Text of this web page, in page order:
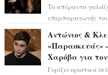
Το απέραντο
υπερπαραγωγής
Αντώνιος &
«Παρασκευάς»
Χαρόβα για τον
Γυρίζει οριστικά